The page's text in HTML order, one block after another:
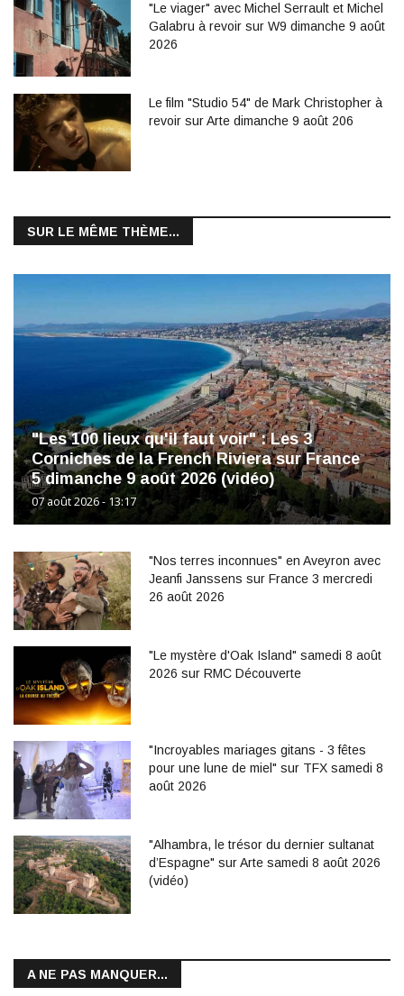
"Le viager" avec Michel Serrault et Michel
Galabru à revoir sur W9 dimanche 9 août
2026
Le film "Studio 54" de Mark Christopher à
revoir sur Arte dimanche 9 août 206
SUR LE MÊME THÈME...
"Les 100 lieux qu'il faut voir" : Les 3
Corniches de la French Riviera sur France
5 dimanche 9 août 2026 (vidéo)
07 août 2026 - 13:17
"Nos terres inconnues" en Aveyron avec
Jeanfi Janssens sur France 3 mercredi
26 août 2026
"Le mystère d'Oak Island" samedi 8 août
2026 sur RMC Découverte
"Incroyables mariages gitans - 3 fêtes
pour une lune de miel" sur TFX samedi 8
août 2026
"Alhambra, le trésor du dernier sultanat
d’Espagne" sur Arte samedi 8 août 2026
(vidéo)
A NE PAS MANQUER...